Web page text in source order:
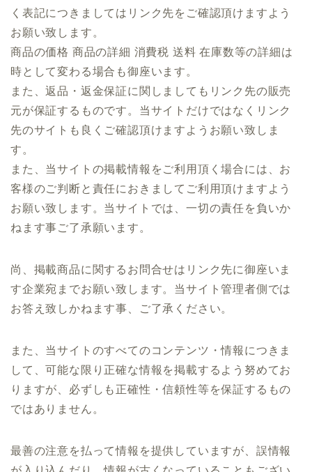
く表記につきましてはリンク先をご確認頂けますよう
お願い致します。
商品の価格 商品の詳細 消費税 送料 在庫数等の詳細は
時として変わる場合も御座います。
また、返品・返金保証に関しましてもリンク先の販売
元が保証するものです。当サイトだけではなくリンク
先のサイトも良くご確認頂けますようお願い致しま
す。
また、当サイトの掲載情報をご利用頂く場合には、お
客様のご判断と責任におきましてご利用頂けますよう
お願い致します。当サイトでは、一切の責任を負いか
ねます事ご了承願います。
尚、掲載商品に関するお問合せはリンク先に御座いま
す企業宛までお願い致します。当サイト管理者側では
お答え致しかねます事、ご了承ください。
また、当サイトのすべてのコンテンツ・情報につきま
して、可能な限り正確な情報を掲載するよう努めてお
りますが、必ずしも正確性・信頼性等を保証するもの
ではありません。
最善の注意を払って情報を提供していますが、誤情報